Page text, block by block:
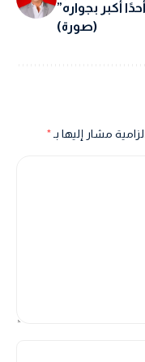
أحدًا أكبر بجواره”
(صورة)
مشار إليها بـ*